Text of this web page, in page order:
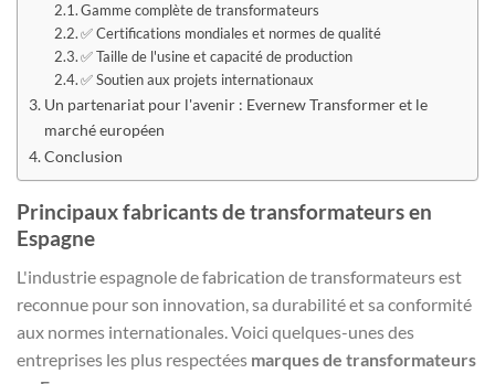
Gamme complète de transformateurs
✅ Certifications mondiales et normes de qualité
✅ Taille de l'usine et capacité de production
✅ Soutien aux projets internationaux
Un partenariat pour l'avenir : Evernew Transformer et le
marché européen
Conclusion
Principaux fabricants de transformateurs en
Espagne
L'industrie espagnole de fabrication de transformateurs est
reconnue pour son innovation, sa durabilité et sa conformité
aux normes internationales. Voici quelques-unes des
entreprises les plus respectées marques de transformateurs